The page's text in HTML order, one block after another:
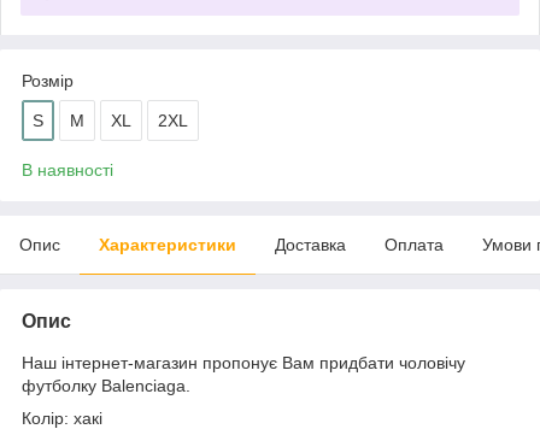
Розмір
S M XL 2XL
В наявності
Опис Характеристики Доставка Оплата Умови
Опис
Наш інтернет-магазин пропонує Вам придбати чоловічу
футболку Balenciaga.
Колір: хакі